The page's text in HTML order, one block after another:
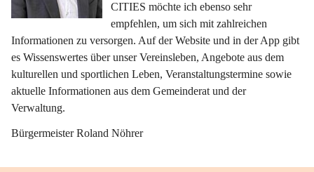
CITIES möchte ich ebenso sehr
empfehlen, um sich mit zahlreichen
Informationen zu versorgen. Auf der Website und in der App gibt
es Wissenswertes über unser Vereinsleben, Angebote aus dem
kulturellen und sportlichen Leben, Veranstaltungstermine sowie
aktuelle Informationen aus dem Gemeinderat und der
Verwaltung.
Bürgermeister Roland Nöhrer